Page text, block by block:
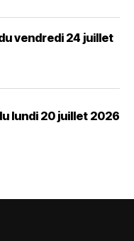
vendredi 24 juillet
lundi 20 juillet 2026